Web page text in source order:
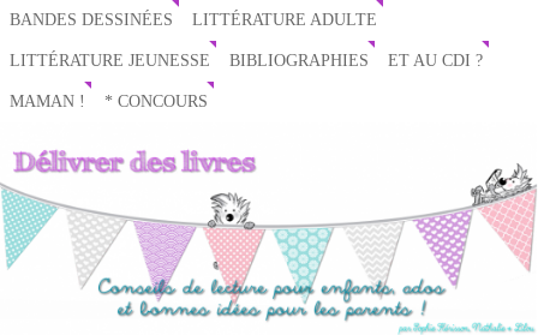
BANDES DESSINÉES LITTÉRATURE ADULTE
LITTÉRATURE JEUNESSE BIBLIOGRAPHIES ET AU CDI ?
MAMAN ! * CONCOURS